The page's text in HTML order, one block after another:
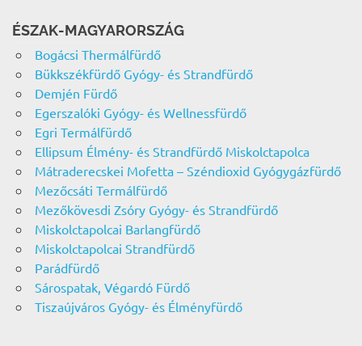
ÉSZAK-MAGYARORSZÁG
Bogácsi Thermálfürdő
Bükkszékfürdő Gyógy- és Strandfürdő
Demjén Fürdő
Egerszalóki Gyógy- és Wellnessfürdő
Egri Termálfürdő
Ellipsum Élmény- és Strandfürdő Miskolctapolca
Mátraderecskei Mofetta – Széndioxid Gyógygázfürdő
Mezőcsáti Termálfürdő
Mezőkövesdi Zsóry Gyógy- és Strandfürdő
Miskolctapolcai Barlangfürdő
Miskolctapolcai Strandfürdő
Parádfürdő
Sárospatak, Végardó Fürdő
Tiszaújváros Gyógy- és Élményfürdő